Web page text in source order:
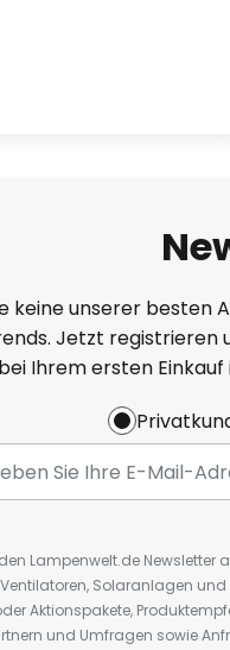
keine unserer besten
Jetzt registrieren
Ihrem ersten
Lampenwelt.de
Solaranlagen
Aktionspakete,
und Umfragen sowie